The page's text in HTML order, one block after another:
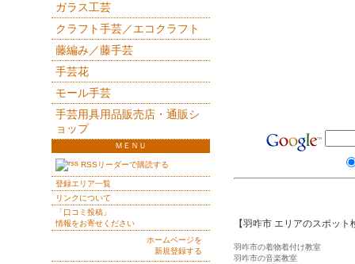
【羽咋市 エリアのスポット
羽咋市の着物着付け教室
羽咋市の音楽教室
ガラス工芸
クラフト手芸／エコクラフト
藤編み／藤手芸
手芸花
モール手芸
手芸用具用品販売店・通販シ
ョップ
ＭＥＮＵ
RSSリーダーで購読する
登録エリア一覧
リンクについて
「口コミ投稿」
情報をお寄せください
ホームページを
新規登録する